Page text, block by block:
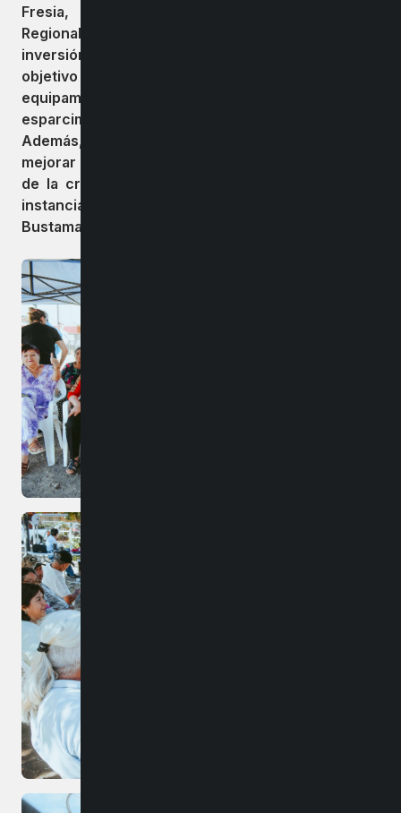
Fresia, una iniciativa financiada por el fondo
Regional de Inversión Local ( FRIL) , con una
inversión de más de 60 millones de pesos, con el
objetivo de mejorar su infraestructura y
equipamiento para ofrecer un mejor lugar de
esparcimiento a los vecinos y vecinas de la sector.
Además, se prevé que la obra contribuirá a
mejorar la calidad del aire y disminuir los efectos
de la crisis hídrica que afecta a la región. En la
instancia participaron los concejales Gonzalo
Bustamante y Reinaldo Castro.